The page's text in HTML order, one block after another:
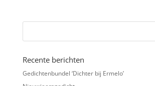
Recente berichten
Gedichtenbundel ‘Dichter bij Ermelo’